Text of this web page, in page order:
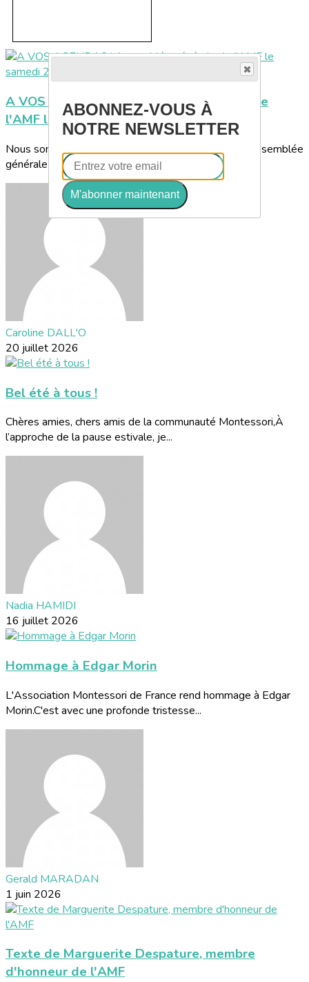
A VOS AGENDAS ! Assemblée générale de
l'AMF le samedi 21 novembre à Paris
Nous sommes heureux de vous informer que notre assemblée
générale aura lieu en présentiel, le...
Caroline DALL'O
20 juillet 2026
Bel été à tous !
Chères amies, chers amis de la communauté Montessori,À
l’approche de la pause estivale, je...
Nadia HAMIDI
16 juillet 2026
Hommage à Edgar Morin
L'Association Montessori de France rend hommage à Edgar
Morin.C'est avec une profonde tristesse...
Gerald MARADAN
1 juin 2026
Texte de Marguerite Despature, membre
d'honneur de l'AMF
ABONNEZ-VOUS À
NOTRE NEWSLETTER
M'abonner maintenant